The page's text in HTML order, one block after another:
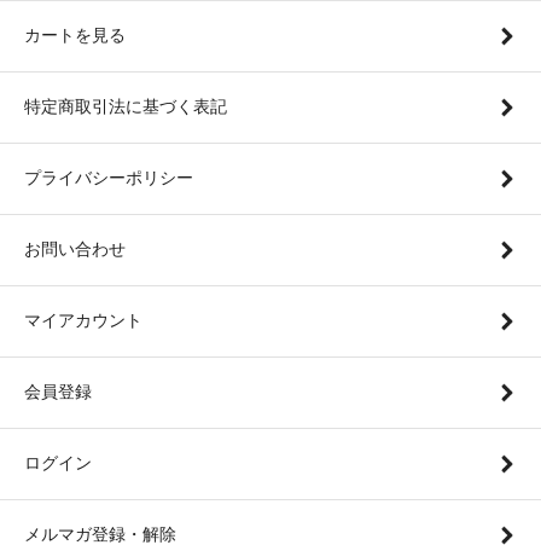
カートを見る
特定商取引法に基づく表記
プライバシーポリシー
お問い合わせ
マイアカウント
会員登録
ログイン
メルマガ登録・解除